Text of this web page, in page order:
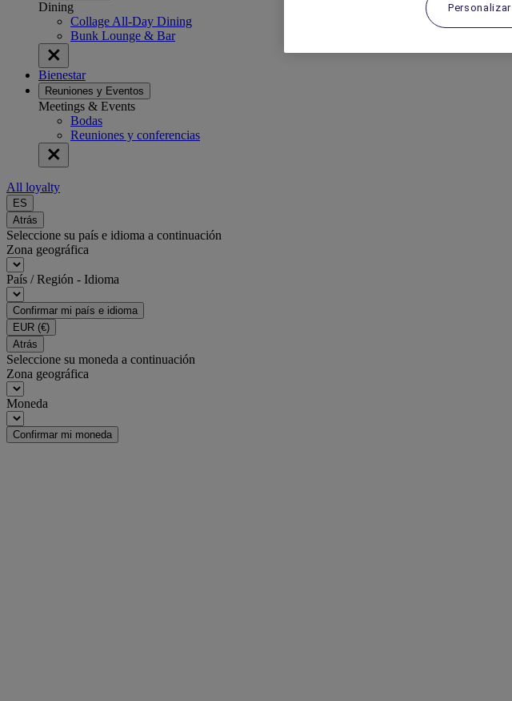
Dining
Collage All-Day Dining
Bunk Lounge & Bar
Bienestar
Reuniones y Eventos
Meetings & Events
Bodas
Reuniones y conferencias
All loyalty
ES
Atrás
Seleccione su país e idioma a continuación
Zona geográfica
País / Región - Idioma
Confirmar mi país e idioma
EUR (€)
Atrás
Seleccione su moneda a continuación
Zona geográfica
Moneda
Confirmar mi moneda
Personalizar